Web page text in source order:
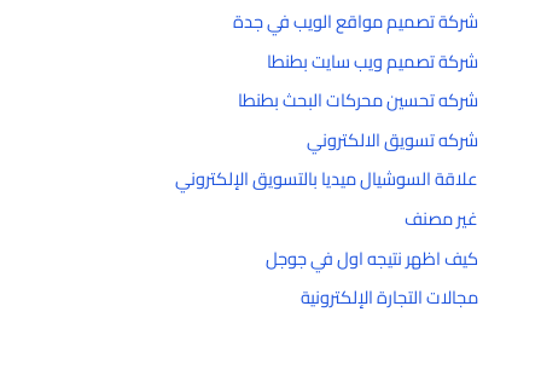
شركة تصميم مواقع الويب في جدة
شركة تصميم ويب سايت بطنطا
شركه تحسين محركات البحث بطنطا
شركه تسويق الالكتروني
علاقة السوشيال ميديا بالتسويق الإلكتروني
غير مصنف
كيف اظهر نتيجه اول في جوجل
مجالات التجارة الإلكترونية